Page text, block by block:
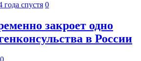
года спустя 0
закроет одно
в России
0